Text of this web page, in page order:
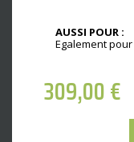
AUSSI POUR :
Egalement
309,00€